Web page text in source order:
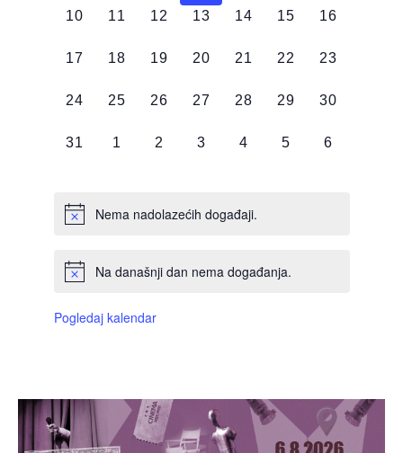
0
10
0
11
0
12
0
13
0
14
0
15
0
16
0
17
0
18
0
19
0
20
0
21
0
22
0
23
0
24
0
25
0
26
0
27
0
28
0
29
0
30
0
31
0
1
0
2
0
3
0
4
0
5
0
6
Nema nadolazećih događaji.
Na današnji dan nema događanja.
Pogledaj kalendar